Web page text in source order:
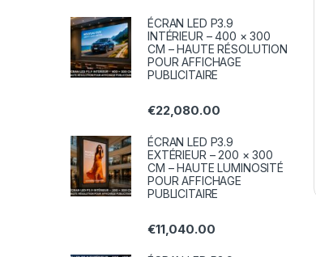
ÉCRAN LED P3.9
INTÉRIEUR – 400 × 300
CM – HAUTE RÉSOLUTION
POUR AFFICHAGE
PUBLICITAIRE
€22,080.00
ÉCRAN LED P3.9
EXTÉRIEUR – 200 × 300
CM – HAUTE LUMINOSITÉ
POUR AFFICHAGE
PUBLICITAIRE
€11,040.00